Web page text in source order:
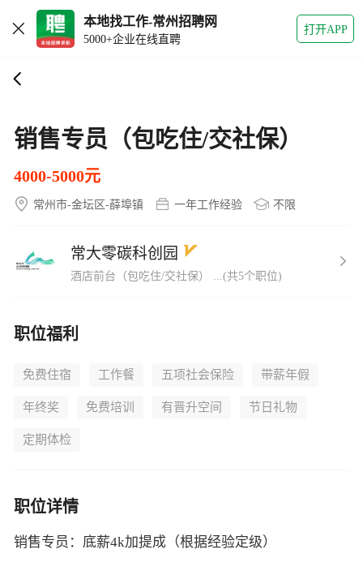
本地找工作-常州招聘网
5000+企业在线直聘
打开APP
销售专员（包吃住/交社保）
4000-5000元
常州市-金坛区-薛埠镇 一年工作经验 不限
常大零碳科创园
酒店前台（包吃住/交社保） ...(共5个职位)
职位福利
免费住宿 工作餐 五项社会保险 带薪年假
年终奖 免费培训 有晋升空间 节日礼物
定期体检
职位详情
销售专员：底薪4k加提成（根据经验定级）